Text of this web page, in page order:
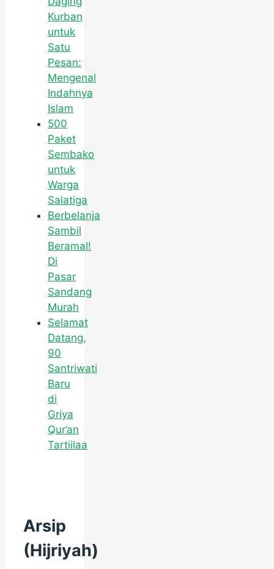
Kurban
untuk
Satu
Pesan:
Mengenal
Indahnya
Islam
500
Paket
Sembako
untuk
Warga
Salatiga
Berbelanja
Sambil
Beramal!
Di
Pasar
Sandang
Murah
Selamat
Datang,
90
Santriwati
Baru
di
Griya
Qur’an
Tartiilaa
Arsip
(Hijriyah)